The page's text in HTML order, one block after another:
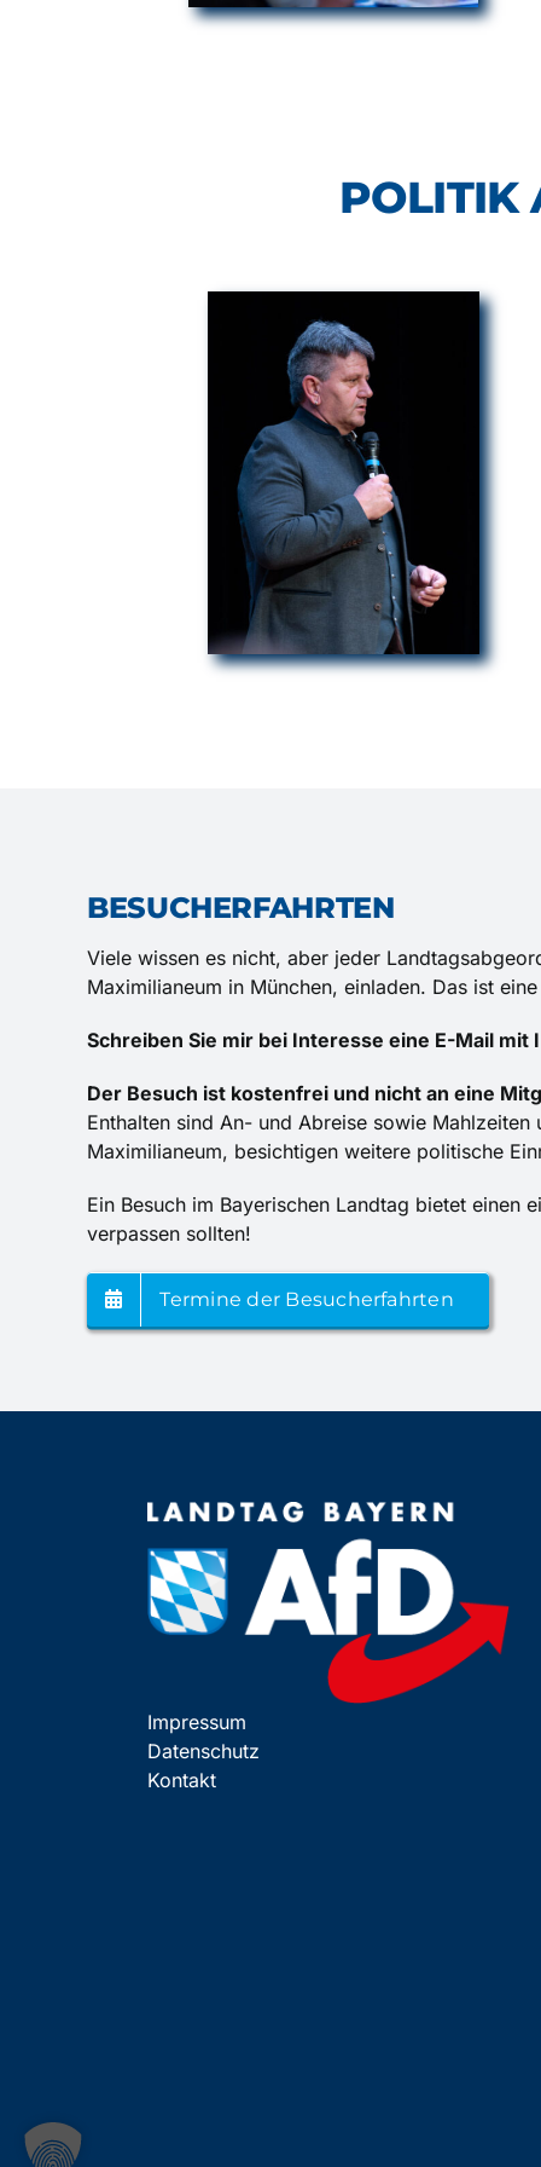
POLITIK
BESUCHERFAHRTEN
Viele wissen es nicht, aber jeder
Maximilianeum in München, einladen. Das ist
Schreiben Sie mir bei Interesse eine E-Mail mit
Der Besuch ist kostenfrei und nicht an eine
Enthalten sind An- und Abreise sowie
Maximilianeum, besichtigen weitere politische
Ein Besuch im Bayerischen Landtag bietet einen
verpassen sollten!
Termine der Besucherfahrten
Impressum
Datenschutz
Kontakt